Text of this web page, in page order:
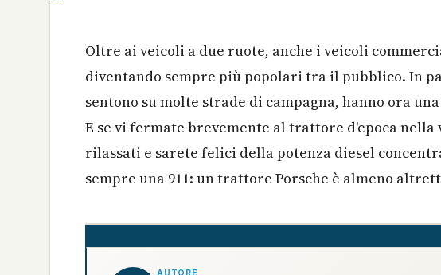
Oltre ai veicoli a due ruote, anche i veicoli
diventando sempre più popolari tra il pubblico. In
sentono su molte strade di campagna, hanno ora
E se vi fermate brevemente al trattore d'epoca nella
rilassati e sarete felici della potenza diesel
sempre una 911: un trattore Porsche è almeno